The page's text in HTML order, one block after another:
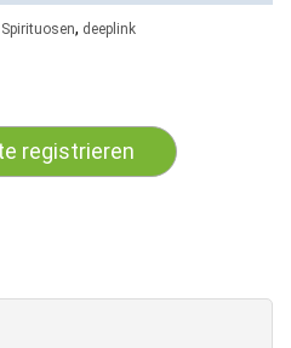
Spirituosen, deeplink
registrieren